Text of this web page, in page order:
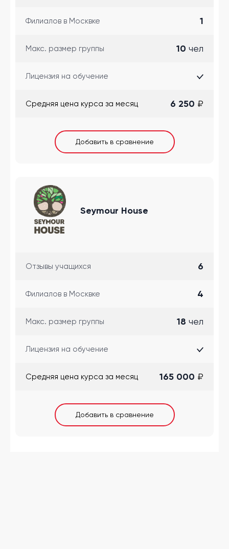
Филиалов в Москвке 1
Макс. размер группы 10 чел
Лицензия на обучение
Cредняя цена курса за месяц 6 250 ₽
Добавить в сравнение
Seymour House
Отзывы учащихся 6
Филиалов в Москвке 4
Макс. размер группы 18 чел
Лицензия на обучение
Cредняя цена курса за месяц 165 000 ₽
Добавить в сравнение